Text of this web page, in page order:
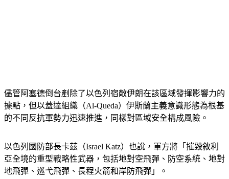
儘管阿塞德倒台剷除了以色列宿敵伊朗在該區域發揮影響力的
據點，但以蓋達組織（Al-Queda）伊斯蘭主義意識形態為根基
的不同反抗軍勢力迅速推進，同樣對區域安全構成風險。
以色列國防部長卡茲（Israel Katz）也說，軍方將「摧毀敘利
亞全境的重型戰略性武器，包括地對空飛彈、防空系統、地對
地飛彈、巡弋飛彈、長程火箭和岸防飛彈」。